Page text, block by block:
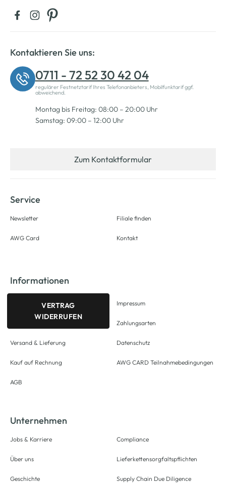
Kontaktieren Sie uns:
0711 - 72 52 30 42 04
regulärer Festnetztarif Ihres Telefonanbieters, Mobilfunktarif ggf.
abweichend.
Montag bis Freitag: 08:00 – 20:00 Uhr
Samstag: 09:00 – 12:00 Uhr
Zum Kontaktformular
Service
Newsletter
AWG Card
Filiale finden
Kontakt
Informationen
VERTRAG
WIDERRUFEN
Versand & Lieferung
Kauf auf Rechnung
AGB
Impressum
Zahlungsarten
Datenschutz
AWG CARD Teilnahmebedingungen
Unternehmen
Jobs & Karriere
Über uns
Geschichte
Compliance
Lieferkettensorgfaltspflichten
Supply Chain Due Diligence